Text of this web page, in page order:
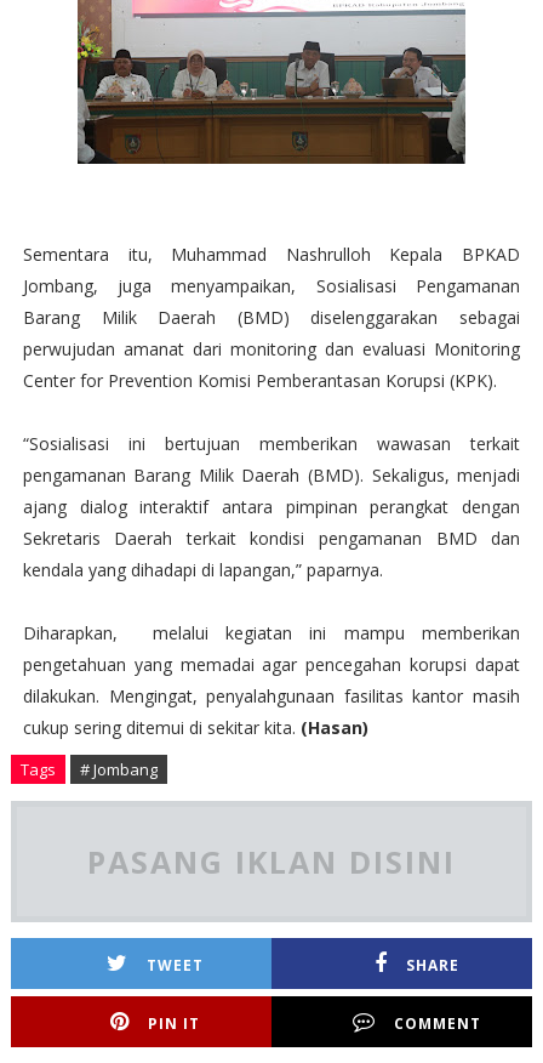
Sementara itu, Muhammad Nashrulloh Kepala BPKAD
Jombang, juga menyampaikan, Sosialisasi Pengamanan
Barang Milik Daerah (BMD) diselenggarakan sebagai
perwujudan amanat dari monitoring dan evaluasi Monitoring
Center for Prevention Komisi Pemberantasan Korupsi (KPK).
“Sosialisasi ini bertujuan memberikan wawasan terkait
pengamanan Barang Milik Daerah (BMD). Sekaligus, menjadi
ajang dialog interaktif antara pimpinan perangkat dengan
Sekretaris Daerah terkait kondisi pengamanan BMD dan
kendala yang dihadapi di lapangan,” paparnya.
Diharapkan, melalui kegiatan ini mampu memberikan
pengetahuan yang memadai agar pencegahan korupsi dapat
dilakukan. Mengingat, penyalahgunaan fasilitas kantor masih
cukup sering ditemui di sekitar kita. (Hasan)
Tags # Jombang
PASANG IKLAN DISINI
TWEET SHARE
PIN IT COMMENT